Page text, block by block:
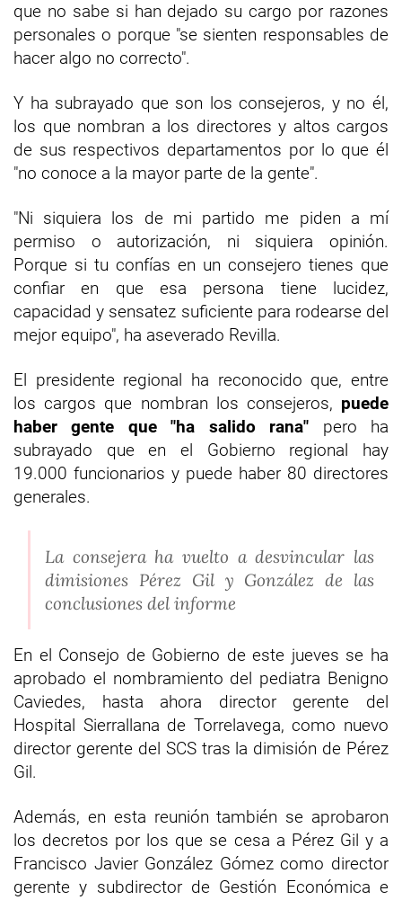
que no sabe si han dejado su cargo por razones
personales o porque "se sienten responsables de
hacer algo no correcto".
Y ha subrayado que son los consejeros, y no él,
los que nombran a los directores y altos cargos
de sus respectivos departamentos por lo que él
"no conoce a la mayor parte de la gente".
"Ni siquiera los de mi partido me piden a mí
permiso o autorización, ni siquiera opinión.
Porque si tu confías en un consejero tienes que
confiar en que esa persona tiene lucidez,
capacidad y sensatez suficiente para rodearse del
mejor equipo", ha aseverado Revilla.
El presidente regional ha reconocido que, entre
los cargos que nombran los consejeros, puede
haber gente que "ha salido rana" pero ha
subrayado que en el Gobierno regional hay
19.000 funcionarios y puede haber 80 directores
generales.
La consejera ha vuelto a desvincular las
dimisiones Pérez Gil y González de las
conclusiones del informe
En el Consejo de Gobierno de este jueves se ha
aprobado el nombramiento del pediatra Benigno
Caviedes, hasta ahora director gerente del
Hospital Sierrallana de Torrelavega, como nuevo
director gerente del SCS tras la dimisión de Pérez
Gil.
Además, en esta reunión también se aprobaron
los decretos por los que se cesa a Pérez Gil y a
Francisco Javier González Gómez como director
gerente y subdirector de Gestión Económica e